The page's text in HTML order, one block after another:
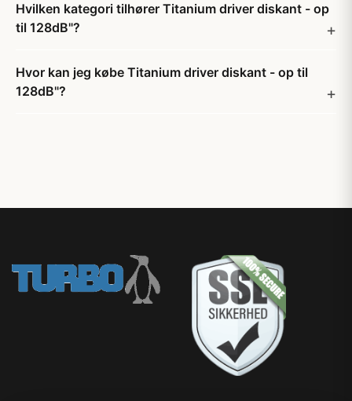
Hvilken kategori tilhører Titanium driver diskant - op
til 128dB"?
Hvor kan jeg købe Titanium driver diskant - op til
128dB"?